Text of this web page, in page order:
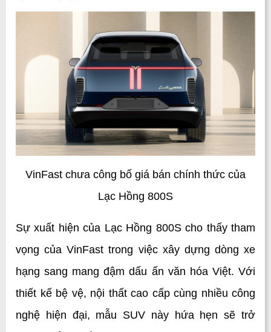
VinFast chưa công bố giá bán chính thức của
Lạc Hồng 800S
Sự xuất hiện của Lạc Hồng 800S cho thấy tham
vọng của VinFast trong việc xây dựng dòng xe
hạng sang mang đậm dấu ấn văn hóa Việt. Với
thiết kế bệ vệ, nội thất cao cấp cùng nhiều công
nghệ hiện đại, mẫu SUV này hứa hẹn sẽ trở